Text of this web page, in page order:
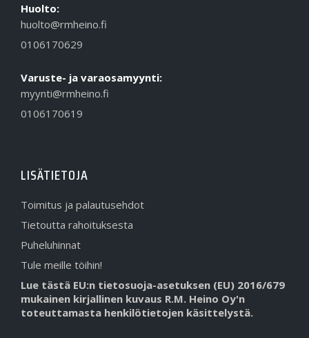
Huolto:
huolto@rmheino.fi
0106170629
Varuste- ja varaosamyynti:
myynti@rmheino.fi
0106170619
LISÄTIETOJA
Toimitus ja palautusehdot
Tietoutta rahoituksesta
Puheluhinnat
Tule meille töihin!
Lue tästä EU:n tietosuoja-asetuksen (EU) 2016/679
mukainen kirjallinen kuvaus R.M. Heino Oy'n
toteuttamasta henkilötietojen käsittelystä.